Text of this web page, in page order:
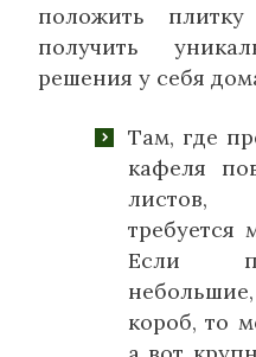
положить
получить
решения у себя
Там, где
кафеля
листов,
требуется
Если
короб, то